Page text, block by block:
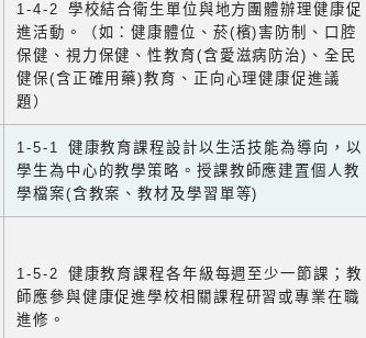
1-4-2 學校結合衛生單位與地方團體辦理健康促
進活動。（如：健康體位、菸(檳)害防制、口腔
保健、視力保健、性教育(含愛滋病防治)、全民
健保(含正確用藥)教育、正向心理健康促進議
題）
1-5-1 健康教育課程設計以生活技能為導向，以
學生為中心的教學策略。授課教師應建置個人教
學檔案(含教案、教材及學習單等)
1-5-2 健康教育課程各年級每週至少一節課；教
師應參與健康促進學校相關課程研習或專業在職
進修。